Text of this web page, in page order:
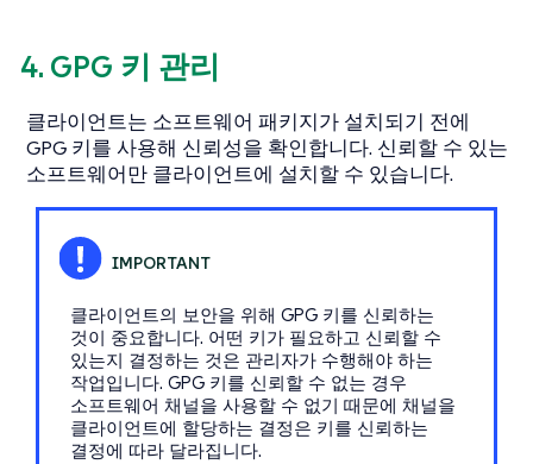
4. GPG 키 관리
클라이언트는 소프트웨어 패키지가 설치되기 전에
GPG 키를 사용해 신뢰성을 확인합니다. 신뢰할 수 있는
소프트웨어만 클라이언트에 설치할 수 있습니다.
클라이언트의 보안을 위해 GPG 키를 신뢰하는
것이 중요합니다. 어떤 키가 필요하고 신뢰할 수
있는지 결정하는 것은 관리자가 수행해야 하는
작업입니다. GPG 키를 신뢰할 수 없는 경우
소프트웨어 채널을 사용할 수 없기 때문에 채널을
클라이언트에 할당하는 결정은 키를 신뢰하는
결정에 따라 달라집니다.